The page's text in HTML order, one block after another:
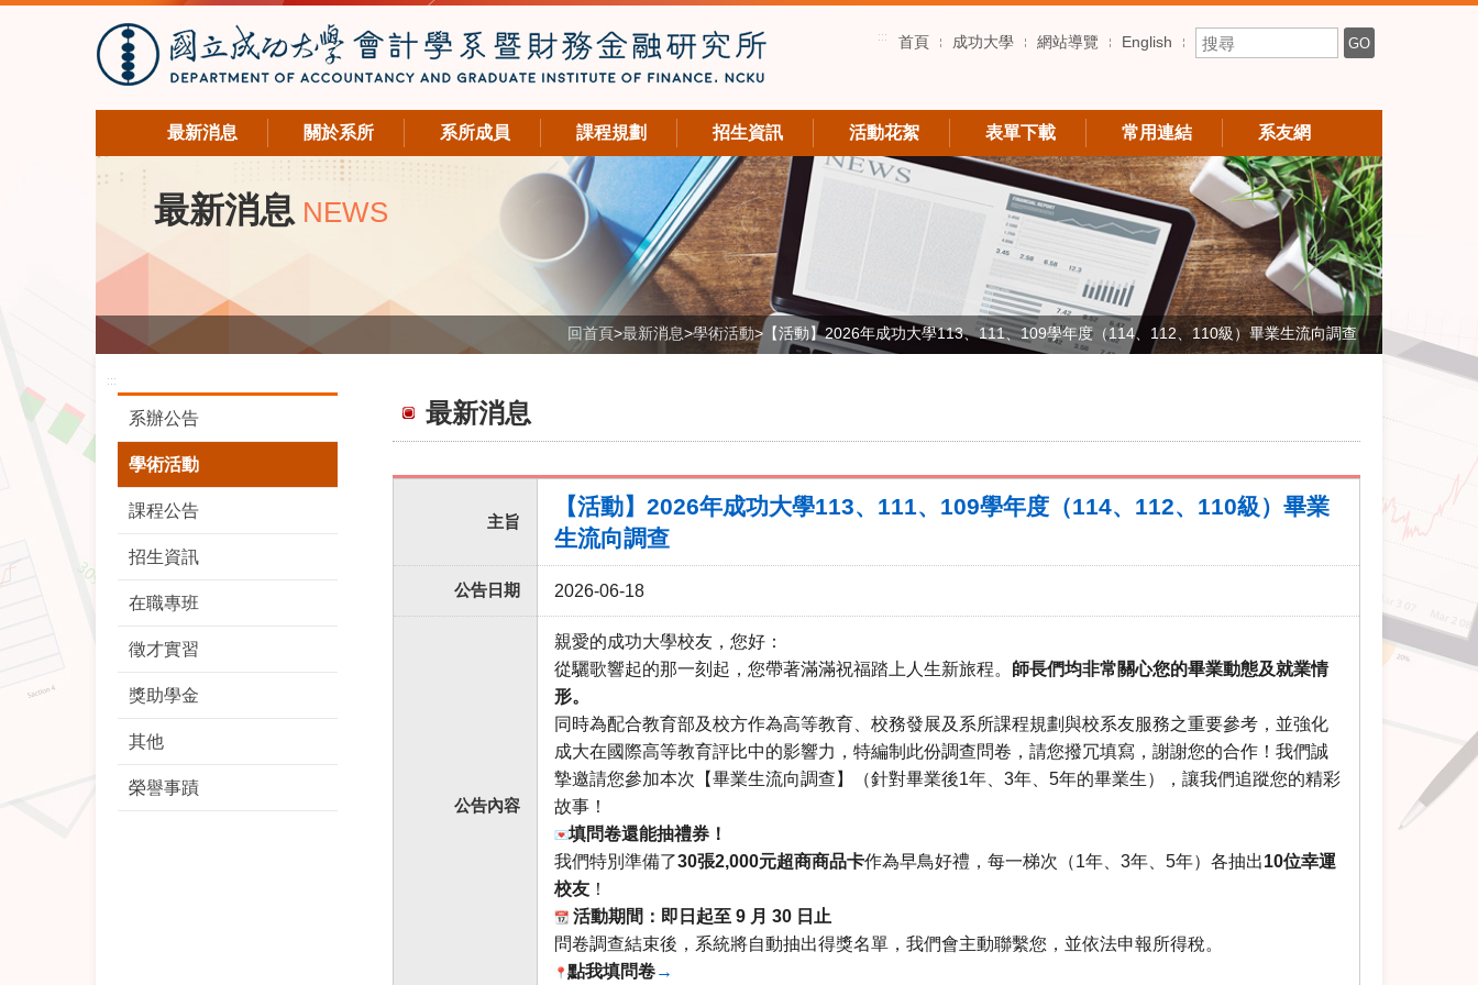
::: 首頁 成功大學 網站導覽 English 搜尋關鍵字 GO
最新消息 關於系所 系所成員 課程規劃 招生資訊 活動花絮 表單下載 常用連結 系友網
最新消息 NEWS
回首頁>最新消息>學術活動>【活動】2026年成功大學113、111、109學年度（114、112、110級）畢業生流向調查
:::
系辦公告
學術活動
課程公告
招生資訊
在職專班
徵才實習
獎助學金
其他
榮譽事蹟
最新消息
主旨
【活動】2026年成功大學113、111、109學年度（114、112、110級）畢業
生流向調查
公告日期 2026-06-18
公告內容
親愛的成功大學校友，您好：
從驪歌響起的那一刻起，您帶著滿滿祝福踏上人生新旅程。 師長們均非常關心您的畢業動態及就業情
形。
同時為配合教育部及校方作為高等教育、 校務發展及系所課程規劃與校系友服務之重要參考， 並強化
成大在國際高等教育評比中的影響力，特編制此份調查問卷， 請您撥冗填寫，謝謝您的合作！我們誠
摯邀請您參加本次【畢業生流向調查】（針對畢業後1年、 3年、 5年的畢業生）， 讓我們追蹤您的精彩
故事！
填問卷還能抽禮券！
我們特別準備了30張2,000元超商商品卡作為早鳥好禮， 每一梯次（1年、 3年、 5年）各抽出10位幸運
校友 ！
活動期間：即日起至 9 月 30 日止
問卷調查結束後，系統將自動抽出得獎名單，我們會主動聯繫您， 並依法申報所得稅。
點我填問卷→